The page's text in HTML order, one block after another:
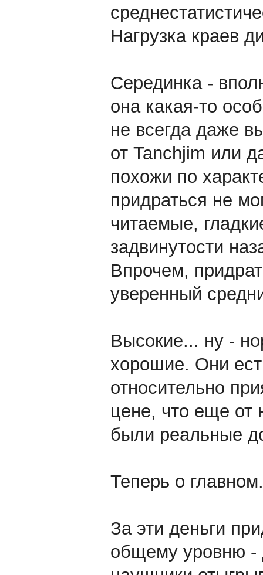
Нагрузка краев
Серединка -
она какая-то
не всегда даже
от Tanchjim или
похожи по
придраться не
читаемые,
задвинутости
Впрочем,
уверенный
Высокие... ну -
хорошие. Они
относительно
цене, что еще от
были реальные
Теперь о главном.
За эти деньги
общему уровню -